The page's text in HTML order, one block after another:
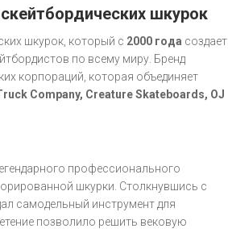
шкурок
шкурок, который с 2000 года создает
по всему миру. Бренд
корпораций, которая объединяет
Company, Creature Skateboards, OJ
профессионального
шкурки. Столкнувшись с
самодельный инструмент для
позволило решить вековую